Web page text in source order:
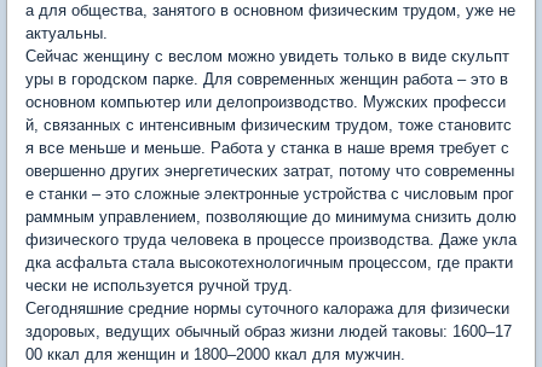
а для общества, занятого в основном физическим трудом, уже не
актуальны.
Сейчас женщину с веслом можно увидеть только в виде скульпт
уры в городском парке. Для современных женщин работа – это в
основном компьютер или делопроизводство. Мужских професси
й, связанных с интенсивным физическим трудом, тоже становитс
я все меньше и меньше. Работа у станка в наше время требует с
овершенно других энергетических затрат, потому что современны
е станки – это сложные электронные устройства с числовым прог
раммным управлением, позволяющие до минимума снизить долю
физического труда человека в процессе производства. Даже укла
дка асфальта стала высокотехнологичным процессом, где практи
чески не используется ручной труд.
Сегодняшние средние нормы суточного калоража для физически
здоровых, ведущих обычный образ жизни людей таковы: 1600–17
00 ккал для женщин и 1800–2000 ккал для мужчин.